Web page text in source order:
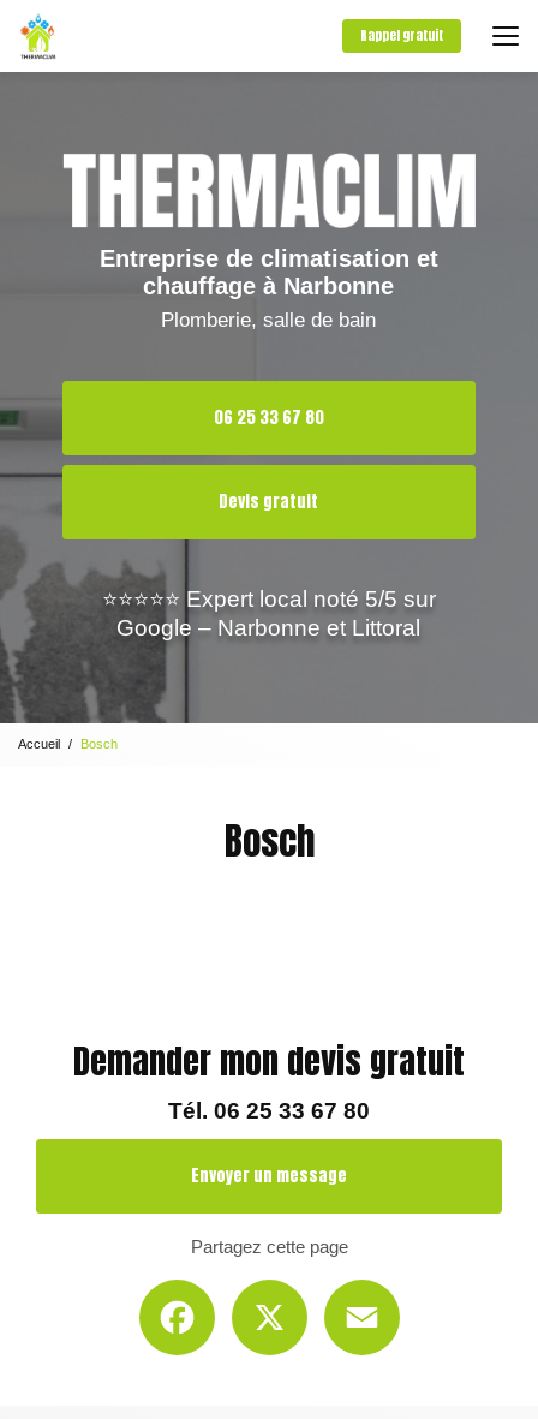
contenu
Rappel gratuit
Entreprise de climatisation et
chauffage à Narbonne
Plomberie, salle de bain
06 25 33 67 80
Devis gratuit
⭐⭐⭐⭐⭐ Expert local noté 5/5 sur
Google – Narbonne et Littoral
Accueil Bosch
Bosch
Demander mon devis gratuit
Tél. 06 25 33 67 80
Envoyer un message
Partagez cette page
Facebook